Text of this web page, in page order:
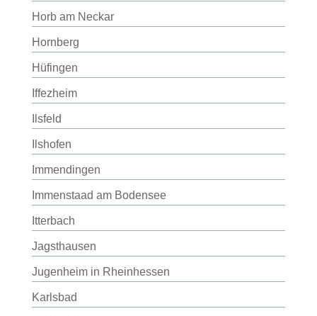
Horb am Neckar
Hornberg
Hüfingen
Iffezheim
Ilsfeld
Ilshofen
Immendingen
Immenstaad am Bodensee
Itterbach
Jagsthausen
Jugenheim in Rheinhessen
Karlsbad